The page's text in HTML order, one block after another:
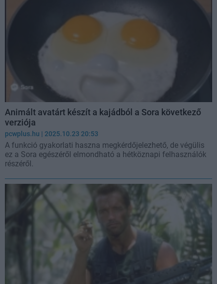
Animált avatárt készít a kajádból a Sora következő
verziója
pcwplus.hu | 2025.10.23 20:53
A funkció gyakorlati haszna megkérdőjelezhető, de végülis
ez a Sora egészéről elmondható a hétköznapi felhasználók
részéről.